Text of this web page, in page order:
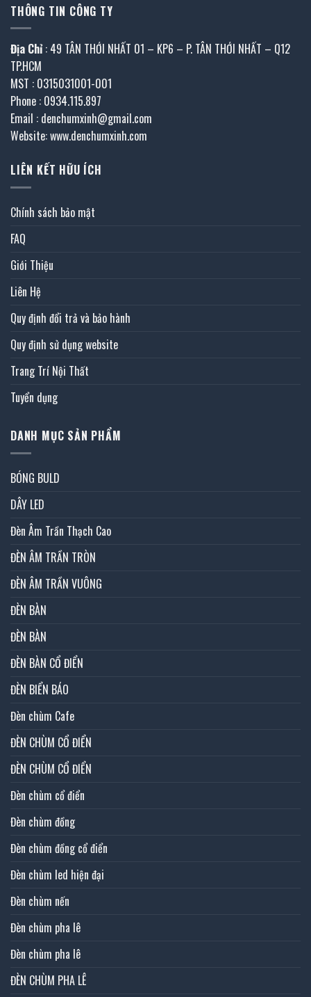
THÔNG TIN CÔNG TY
Địa Chỉ : 49 TÂN THỚI NHẤT 01 – KP6 – P. TÂN THỚI NHẤT – Q12
TP.HCM
MST : 0315031001-001
Phone : 0934.115.897
Email : denchumxinh@gmail.com
Website: www.denchumxinh.com
LIÊN KẾT HỮU ÍCH
Chính sách bảo mật
FAQ
Giới Thiệu
Liên Hệ
Quy định đổi trả và bảo hành
Quy định sử dụng website
Trang Trí Nội Thất
Tuyển dụng
DANH MỤC SẢN PHẨM
BÓNG BULD
DÂY LED
Đèn Âm Trần Thạch Cao
ĐÈN ÂM TRẦN TRÒN
ĐÈN ÂM TRẦN VUÔNG
ĐÈN BÀN
ĐÈN BÀN
ĐÈN BÀN CỔ ĐIỂN
ĐÈN BIỂN BÁO
Đèn chùm Cafe
ĐÈN CHÙM CỔ ĐIỂN
ĐÈN CHÙM CỔ ĐIỂN
Đèn chùm cổ điển
Đèn chùm đồng
Đèn chùm đồng cổ điển
Đèn chùm led hiện đại
Đèn chùm nến
Đèn chùm pha lê
Đèn chùm pha lê
ĐÈN CHÙM PHA LÊ